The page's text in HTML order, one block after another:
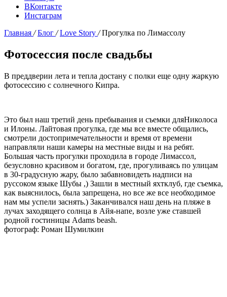
ВКонтакте
Инстаграм
Главная / Блог / Love Story / Прогулка по Лимассолу
Фотосессия после свадьбы
В преддверии лета и тепла достану с полки еще одну жаркую
фотосессию с солнечного Кипра.
Это был наш третий день пребывания и съемки дляНиколоса
и Илоны. Лайтовая прогулка, где мы все вместе общались,
смотрели достопримечательности и время от времени
направляли наши камеры на местные виды и на ребят.
Большая часть прогулки проходила в городе Лимассол,
безусловно красивом и богатом, где, прогуливаясь по улицам
в 30-градусную жару, было забавновидеть надписи на
руссоком языке Шубы ,) Зашли в местный яхтклуб, где съемка,
как выяснилось, была запрещена, но все же все необходимое
нам мы успели заснять.) Заканчивался наш день на пляже в
лучах заходящего солнца в Айя-напе, возле уже ставшей
родной гостиницы Adams beash.
фотограф: Роман Шумилкин